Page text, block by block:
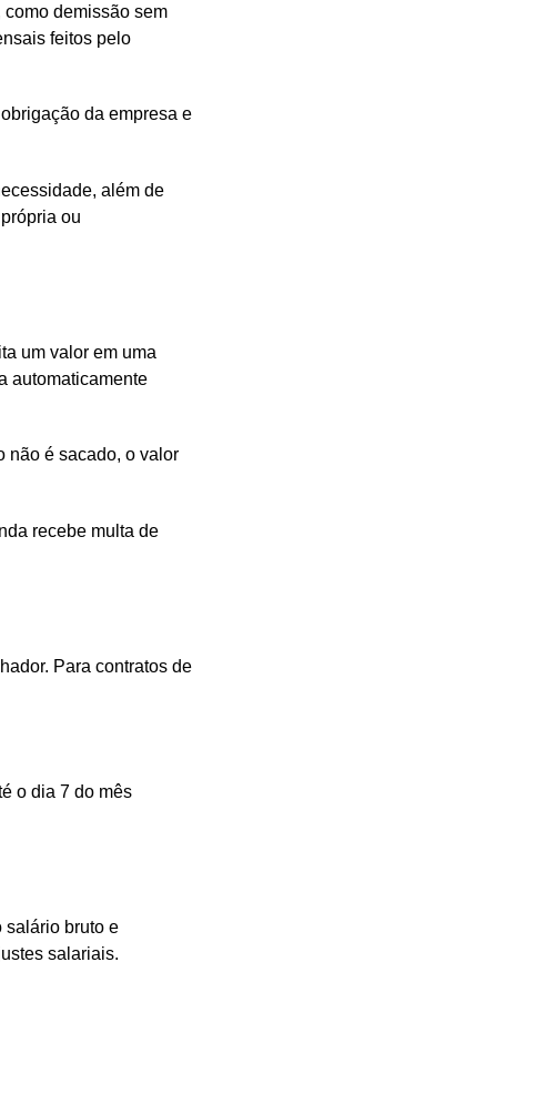
demissão sem
feitos pelo
da empresa e
além de
ou
um valor em uma
automaticamente
não é sacado, o valor
recebe multa de
Para contratos de
o dia 7 do mês
salário bruto e
salariais.